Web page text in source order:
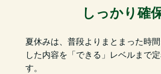
しっかり確
夏休みは、普段よりまとまった時
した内容を「できる」レベルまで
す。